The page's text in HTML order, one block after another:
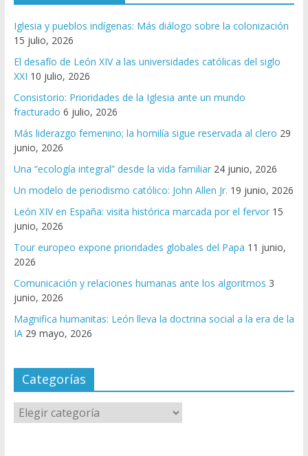
Iglesia y pueblos indígenas: Más diálogo sobre la colonización
15 julio, 2026
El desafío de León XIV a las universidades católicas del siglo
XXI 10 julio, 2026
Consistorio: Prioridades de la Iglesia ante un mundo
fracturado 6 julio, 2026
Más liderazgo femenino; la homilía sigue reservada al clero 29
junio, 2026
Una “ecología integral” desde la vida familiar 24 junio, 2026
Un modelo de periodismo católico: John Allen Jr. 19 junio, 2026
León XIV en España: visita histórica marcada por el fervor 15
junio, 2026
Tour europeo expone prioridades globales del Papa 11 junio,
2026
Comunicación y relaciones humanas ante los algoritmos 3
junio, 2026
Magnifica humanitas: León lleva la doctrina social a la era de la
IA 29 mayo, 2026
Categorías